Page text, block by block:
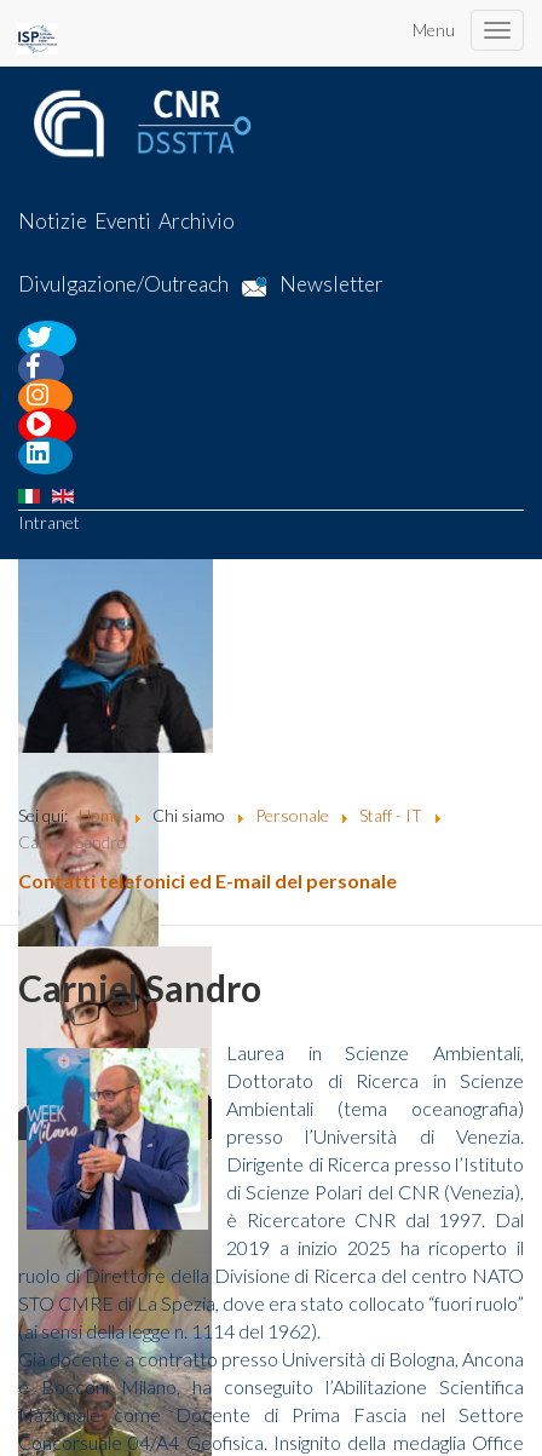
Menu
Toggle
Notizie Eventi Archivio
Divulgazione/Outreach Newsletter
Intranet
Sei qui:Home Chi siamo Personale
Staff - IT
Carniel Sandro
Contatti telefonici ed E-mail del personale
Carniel Sandro
Laurea in Scienze Ambientali,
Dottorato di Ricerca in Scienze
Ambientali (tema oceanografia)
presso l’Università di Venezia.
Dirigente di Ricerca presso l’Istituto
di Scienze Polari del CNR (Venezia),
è Ricercatore CNR dal 1997. Dal
2019 a inizio 2025 ha ricoperto il
ruolo di Direttore della Divisione di Ricerca del centro NATO
STO CMRE di La Spezia, dove era stato collocato “fuori ruolo”
(ai sensi della legge n. 1114 del 1962).
Già docente a contratto presso Università di Bologna, Ancona
e Bocconi Milano, ha conseguito l’Abilitazione Scientifica
Nazionale come Docente di Prima Fascia nel Settore
Concorsuale 04/A4 Geofisica. Insignito della medaglia Office